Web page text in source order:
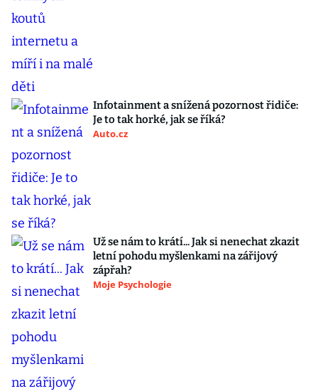
Infotainment a snížená pozornost řidiče:
Je to tak horké, jak se říká?
Auto.cz
Už se nám to krátí... Jak si nenechat zkazit
letní pohodu myšlenkami na zářijový
zápřah?
Moje Psychologie